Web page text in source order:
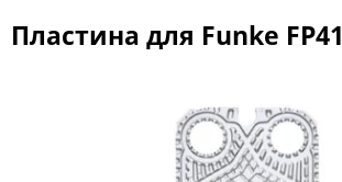
Пластина для Funke FP41